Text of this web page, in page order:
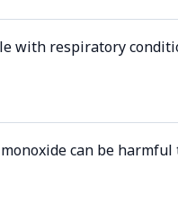
with respiratory
can be harmful